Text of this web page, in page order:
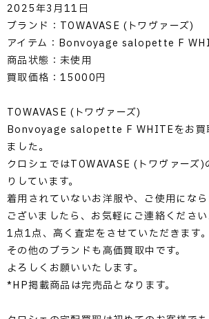
2025年3月11日
ブランド：TOWAVASE (トワヴァーズ)
アイテム：Bonvoyage salopette F
商品状態：未使用
買取価格：15000円
TOWAVASE (トワヴァーズ)
Bonvoyage salopette F WHITEをお買
ました。
クロシェではTOWAVASE (トワヴァーズ)
りしています。
着用されていないお洋服や、ご使用にな
ございましたら、お気軽にご連絡ください
1点1点、高く査定をさせていただきます。
その他のブランドも高価買取中です。
よろしくお願いいたします。
*HP掲載商品は完売品となります。